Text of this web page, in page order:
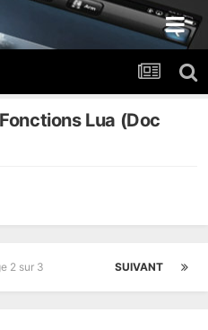
Lua (Doc
SUIVANT
2 sur 3